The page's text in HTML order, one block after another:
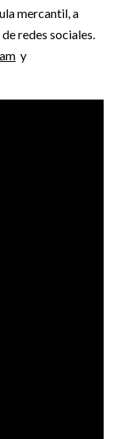
mercantil, a
redes sociales.
y